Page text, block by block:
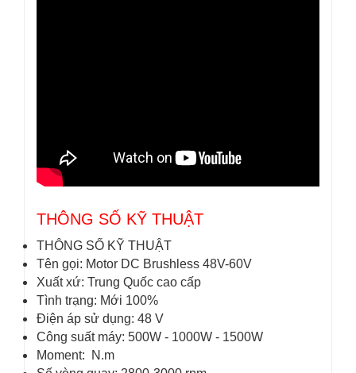
THÔNG SỐ KỸ THUẬT
THÔNG SỐ KỸ THUẬT
Tên gọi: Motor DC Brushless 48V-60V
Xuất xứ: Trung Quốc cao cấp
Tình trạng: Mới 100%
Điện áp sử dụng: 48 V
Công suất máy: 500W - 1000W - 1500W
Moment: N.m